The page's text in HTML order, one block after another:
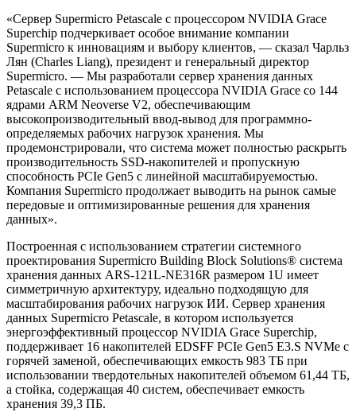
«Сервер Supermicro Petascale с процессором NVIDIA Grace
Superchip подчеркивает особое внимание компании
Supermicro к инновациям и выбору клиентов, — сказал Чарльз
Лян (Charles Liang), президент и генеральный директор
Supermicro. — Мы разработали сервер хранения данных
Petascale с использованием процессора NVIDIA Grace со 144
ядрами ARM Neoverse V2, обеспечивающим
высокопроизводительный ввод-вывод для программно-
определяемых рабочих нагрузок хранения. Мы
продемонстрировали, что система может полностью раскрыть
производительность SSD-накопителей и пропускную
способность PCIe Gen5 с линейной масштабируемостью.
Компания Supermicro продолжает выводить на рынок самые
передовые и оптимизированные решения для хранения
данных».
Построенная с использованием стратегии системного
проектирования Supermicro Building Block Solutions® система
хранения данных ARS-121L-NE316R размером 1U имеет
симметричную архитектуру, идеально подходящую для
масштабирования рабочих нагрузок ИИ. Сервер хранения
данных Supermicro Petascale, в котором используется
энергоэффективный процессор NVIDIA Grace Superchip,
поддерживает 16 накопителей EDSFF PCIe Gen5 E3.S NVMe с
горячей заменой, обеспечивающих емкость 983 ТБ при
использовании твердотельных накопителей объемом 61,44 ТБ,
а стойка, содержащая 40 систем, обеспечивает емкость
хранения 39,3 ПБ.